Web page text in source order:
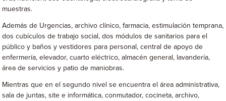
muestras.
Además de Urgencias, archivo clínico, farmacia, estimulación temprana,
dos cubículos de trabajo social, dos módulos de sanitarios para el
público y baños y vestidores para personal, central de apoyo de
enfermería, elevador, cuarto eléctrico, almacén general, lavandería,
área de servicios y patio de maniobras.
Mientras que en el segundo nivel se encuentra el área administrativa,
sala de juntas, site e informática, conmutador, cocineta, archivo,